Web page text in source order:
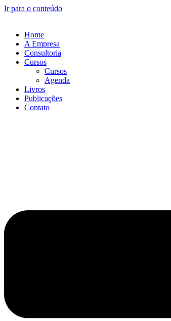
Ir para o conteúdo
Home
A Empresa
Consultoria
Cursos
Cursos
Agenda
Livros
Publicações
Contato